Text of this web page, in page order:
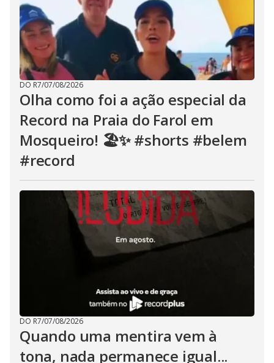
DO R7/07/08/2026
Olha como foi a ação especial da
Record na Praia do Farol em
Mosqueiro! 🏖️✨ #shorts #belem
#record
DO R7/07/08/2026
Quando uma mentira vem à
tona, nada permanece igual...